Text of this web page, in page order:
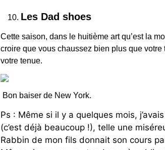
Les Dad shoes
Cette saison, dans le huitième art qu’est la
croire que vous chaussez bien plus que
votre tenue.
Bon baiser de New York.
Ps : Même si il y a quelques mois,
(c’est déjà beaucoup !), telle une
Rabbin de mon fils donnait son cours